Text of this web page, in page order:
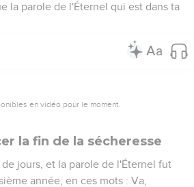
la parole de l'Éternel qui est dans ta
en vidéo pour le moment.
la fin de la sécheresse
jours, et la parole de l'Éternel fut
année, en ces mots : Va,